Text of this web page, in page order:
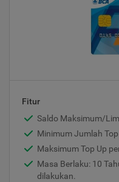
Fitur
Saldo Maksimum/
Minimum Jumlah
Maksimum Top Up
Masa Berlaku: 10
dilakukan.